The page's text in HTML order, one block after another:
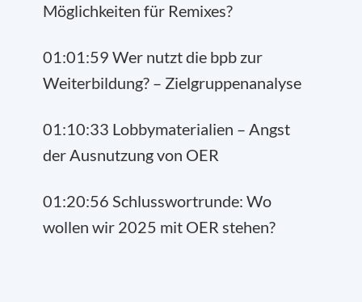
Möglichkeiten für Remixes?
01:01:59 Wer nutzt die bpb zur
Weiterbildung? – Zielgruppenanalyse
01:10:33 Lobbymaterialien – Angst
der Ausnutzung von OER
01:20:56 Schlusswortrunde: Wo
wollen wir 2025 mit OER stehen?